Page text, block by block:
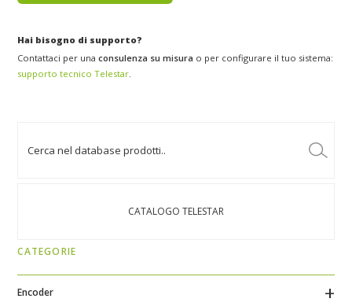
Hai bisogno di supporto?
Contattaci per unaconsulenza su misura o per configurare il tuo sistema:
supporto tecnico Telestar.
CATALOGO TELESTAR
CATEGORIE
Encoder